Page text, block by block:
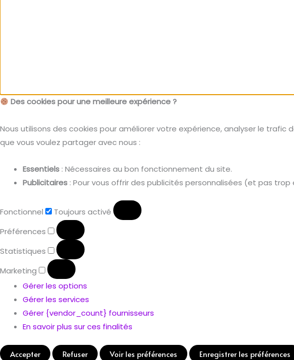
Des cookies pour une meilleure expérience ?
Nous utilisons des cookies pour améliorer votre expérience, analyser le
que vous voulez partager avec nous :
Essentiels : Nécessaires au bon fonctionnement du site.
Publicitaires : Pour vous offrir des publicités personnalisées (et pas trop
Fonctionnel
Toujours activé
Préférences
Statistiques
Marketing
Gérer les options
Gérer les services
Gérer {vendor_count} fournisseurs
En savoir plus sur ces finalités
Accepter Refuser Voir les préférences Enregistrer les préférences